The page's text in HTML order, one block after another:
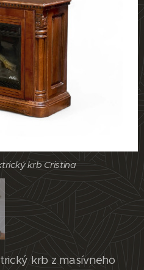
krb Cristina
krb z masívneho